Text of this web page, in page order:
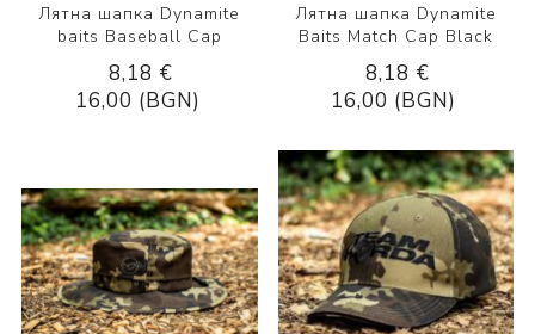
Лятна шапка Dynamite
baits Baseball Cap
8,18 €
16,00 (BGN)
Лятна шапка Dynamite
Baits Match Cap Black
8,18 €
16,00 (BGN)